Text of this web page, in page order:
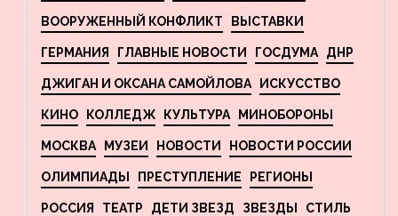
ВООРУЖЕННЫЙ КОНФЛИКТ ВЫСТАВКИ
ГЕРМАНИЯ ГЛАВНЫЕ НОВОСТИ ГОСДУМА ДНР
ДЖИГАН И ОКСАНА САМОЙЛОВА ИСКУССТВО
КИНО КОЛЛЕДЖ КУЛЬТУРА МИНОБОРОНЫ
МОСКВА МУЗЕИ НОВОСТИ НОВОСТИ РОССИИ
ОЛИМПИАДЫ ПРЕСТУПЛЕНИЕ РЕГИОНЫ
РОССИЯ ТЕАТР ДЕТИ ЗВЕЗД ЗВЕЗДЫ СТИЛЬ